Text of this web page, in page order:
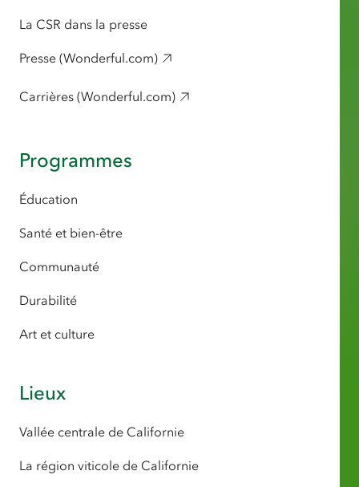
La CSR dans la presse
Presse (Wonderful.com)
Carrières (Wonderful.com)
Programmes
Éducation
Santé et bien-être
Communauté
Durabilité
Art et culture
Lieux
Vallée centrale de Californie
La région viticole de Californie